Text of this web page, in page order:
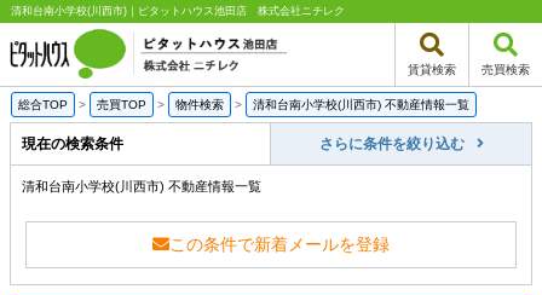
清和台南小学校(川西市)｜ピタットハウス池田店 株式会社ニチレク
賃貸検索 売買検索
総合TOP > 売買TOP > 物件検索 > 清和台南小学校(川西市) 不動産情報一覧
現在の検索条件 さらに条件を絞り込む
清和台南小学校(川西市) 不動産情報一覧
この条件で新着メールを登録